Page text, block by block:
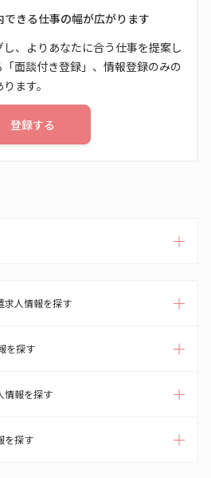
きる仕事の幅が広がります
、よりあなたに合う仕事を提案し
面談付き登録」、情報登録のみの
ます。
登録する
求人情報を探す
を探す
情報を探す
を探す